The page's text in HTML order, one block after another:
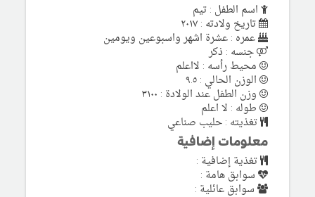
اسم الطفل : تيم
تاريخ ولادته : ٢٠١٧
عمره : عشرة اشهر واسبوعين ويومين
جنسه : ذكر
محيط رأسه : لااعلم
الوزن الحالي : ٩.٥
وزن الطفل عند الولادة : ٣١٠٠
طوله : لا اعلم
تغذيته : حليب صناعي
معلومات إضافية
تغذية إضافية :
سوابق هامة :
سوابق عائلية :